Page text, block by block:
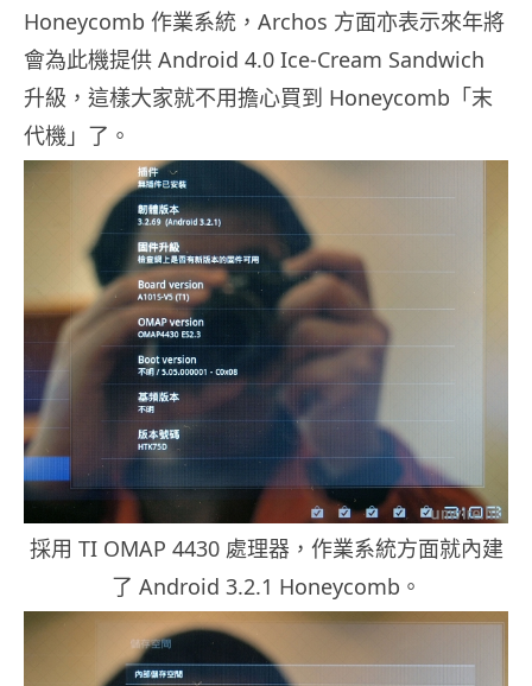
Honeycomb 作業系統，Archos 方面亦表示來年將
會為此機提供 Android 4.0 Ice-Cream Sandwich
升級，這樣大家就不用擔心買到 Honeycomb「末
代機」了。
採用 TI OMAP 4430 處理器，作業系統方面就內建
了 Android 3.2.1 Honeycomb。